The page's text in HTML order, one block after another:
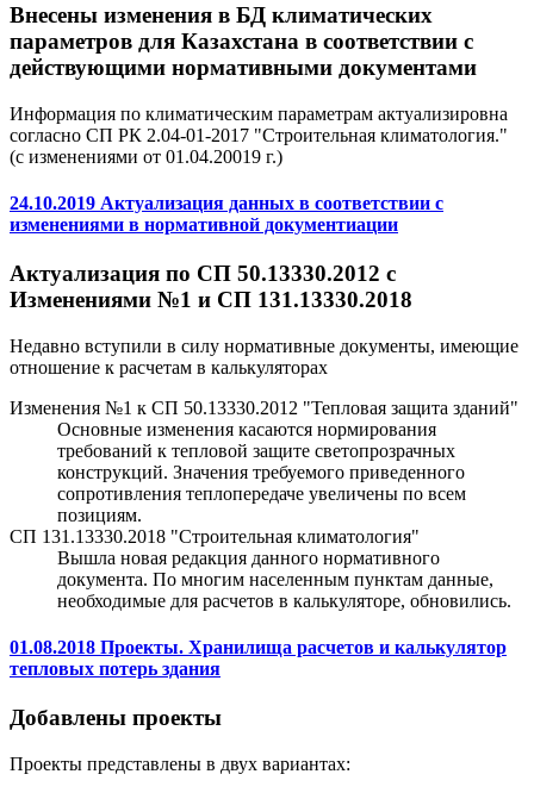
Внесены изменения в БД климатических
параметров для Казахстана в соответствии с
действующими нормативными документами
Информация по климатическим параметрам актуализировна
согласно СП РК 2.04-01-2017 "Строительная климатология."
(с изменениями от 01.04.20019 г.)
24.10.2019 Актуализация данных в соответствии с
изменениями в нормативной документиации
Актуализация по СП 50.13330.2012 с
Изменениями №1 и СП 131.13330.2018
Недавно вступили в силу нормативные документы, имеющие
отношение к расчетам в калькуляторах
Изменения №1 к СП 50.13330.2012 "Тепловая защита зданий"
Основные изменения касаются нормирования
требований к тепловой защите светопрозрачных
конструкций. Значения требуемого приведенного
сопротивления теплопередаче увеличены по всем
позициям.
СП 131.13330.2018 "Строительная климатология"
Вышла новая редакция данного нормативного
документа. По многим населенным пунктам данные,
необходимые для расчетов в калькуляторе, обновились.
01.08.2018 Проекты. Хранилища расчетов и калькулятор
тепловых потерь здания
Добавлены проекты
Проекты представлены в двух вариантах: